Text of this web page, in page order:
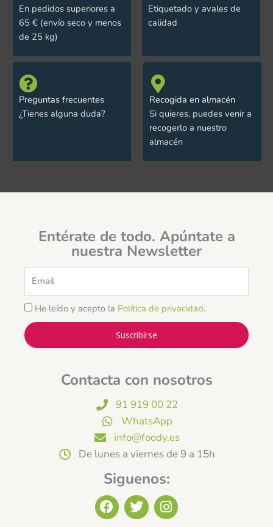
En pedidos superiores a
65 € (envío seco y menos
de 25 kg)
Etiquetado y avales de
calidad
Preguntas frecuentes
¿Tienes alguna duda?
Recogida en almacén
Si quieres, puedes venir a
recogerlo a nuestro
almacén
Entérate de todo. Apúntate a
nuestra Newsletter
He leído y acepto la Política de privacidad.
Suscribírse
Contacta con nosotros
91 919 00 22
WhatsApp
info@foody.es
De lunes a viernes de 9 a 15h
Siguenos:
F
a
T
w
I
n